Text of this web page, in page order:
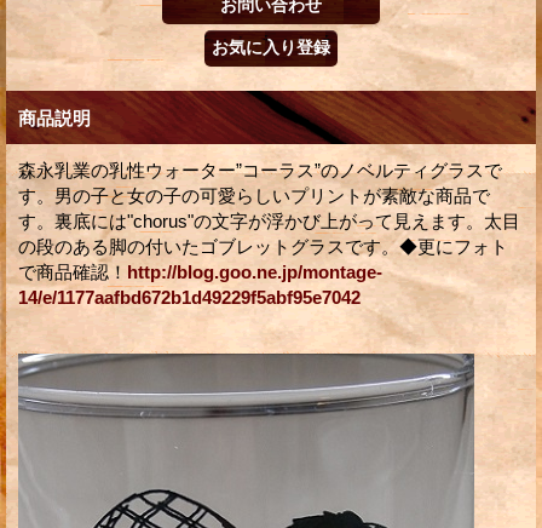
商品説明
森永乳業の乳性ウォーター”コーラス”のノベルティグラスで
す。男の子と女の子の可愛らしいプリントが素敵な商品で
す。裏底には"chorus"の文字が浮かび上がって見えます。太目
の段のある脚の付いたゴブレットグラスです。◆更にフォト
で商品確認！ http://blog.goo.ne.jp/montage-
14/e/1177aafbd672b1d49229f5abf95e7042